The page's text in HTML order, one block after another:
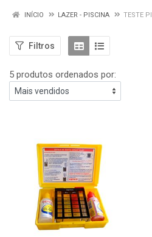
INÍCIO LAZER - PISCINA TESTE
Filtros
5 produtos ordenados por: